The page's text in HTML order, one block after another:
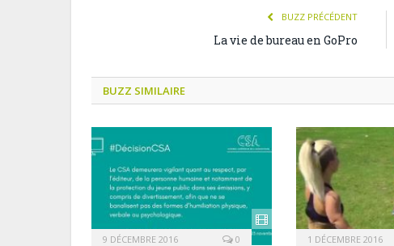
BUZZ PRÉCÉDENT
La vie de bureau en GoPro
BUZZ SIMILAIRE
9 DÉCEMBRE 2016 0 1 DÉCEMBRE 2016